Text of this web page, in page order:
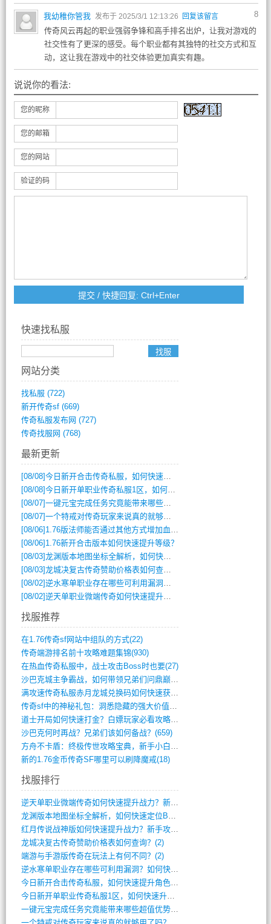
8
我幼稚你管我 发布于 2025/3/1 12:13:26 回复该留言
传奇风云再起的职业强弱争锋和高手排名出炉，让我对游戏的
社交性有了更深的感受。每个职业都有其独特的社交方式和互
动，这让我在游戏中的社交体验更加真实有趣。
说说你的看法:
您的昵称
您的邮箱
您的网站
验证的码
快速找私服
网站分类
找私服 (722)
新开传奇sf(669)
传奇私服发布网 (727)
传奇找服网 (768)
最新更新
[08/08]今日新开合击传奇私服，如何快速提升角色战力？
[08/08]今日新开单职业传奇私服1区，如何快速升级与获取顶级装备？
[08/07]一键元宝完成任务究竟能带来哪些超值优势？
[08/07]一个特戒对传奇玩家来说真的就够用了吗？
[08/06] 1.76版法师能否通过其他方式增加血量？
[08/06] 1.76新开合击版本如何快速提升等级？
[08/03]龙渊版本地图坐标全解析，如何快速定位BOSS位置？
[08/03]龙城决复古传奇赞助价格表如何查询？
[08/02]逆水寒单职业存在哪些可利用漏洞？如何快速提升战力？
[08/02]逆天单职业微端传奇如何快速提升战力？新手必看攻略
找服推荐
在1.76传奇sf网站中组队的方式(22)
传奇端游排名前十攻略难题集锦(930)
在热血传奇私服中，战士攻击Boss时也要(27)
沙巴克城主争霸战，如何带领兄弟们问鼎巅峰(565)
满攻速传奇私服赤月龙城兑换码如何快速获取(676)
传奇sf中的神秘礼包：洞悉隐藏的强大价值(427)
道士开局如何快速打金？白嫖玩家必看攻略(5)
沙巴克何时再战？兄弟们该如何备战？(659)
方舟不卡盾：终极传世攻略宝典，新手小白逆(495)
新的1.76金币传奇SF哪里可以刷降魔戒(18)
找服排行
逆天单职业微端传奇如何快速提升战力？新手(4)
龙渊版本地图坐标全解析，如何快速定位BO(3)
红月传说战神版如何快速提升战力？新手攻略(3)
龙城决复古传奇赞助价格表如何查询？(2)
端游与手游版传奇在玩法上有何不同？(2)
逆水寒单职业存在哪些可利用漏洞？如何快速(1)
今日新开合击传奇私服，如何快速提升角色战(0)
今日新开单职业传奇私服1区，如何快速升级(0)
一键元宝完成任务究竟能带来哪些超值优势？(0)